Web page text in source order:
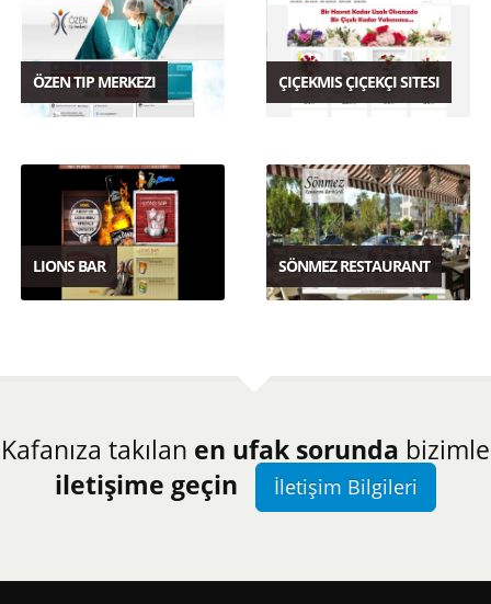
ÖZEN TIP MERKEZI ÇIÇEKMIS ÇIÇEKÇI SITESI
LIONS BAR SÖNMEZ RESTAURANT
Kafanıza takılan en ufak sorunda bizimle
iletişime geçin
İletişim Bilgileri